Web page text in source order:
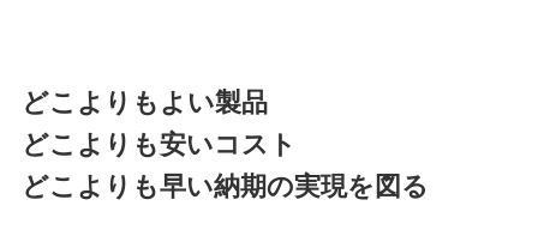
どこよりもよい製品
どこよりも安いコスト
どこよりも早い納期の実現を図る